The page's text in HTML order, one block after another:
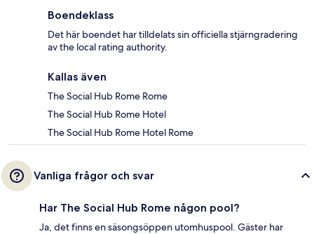
Boendeklass
Det här boendet har tilldelats sin officiella stjärngradering
av the local rating authority.
Kallas även
The Social Hub Rome Rome
The Social Hub Rome Hotel
The Social Hub Rome Hotel Rome
Vanliga frågor och svar
Har The Social Hub Rome någon pool?
Ja, det finns en säsongsöppen utomhuspool. Gäster har